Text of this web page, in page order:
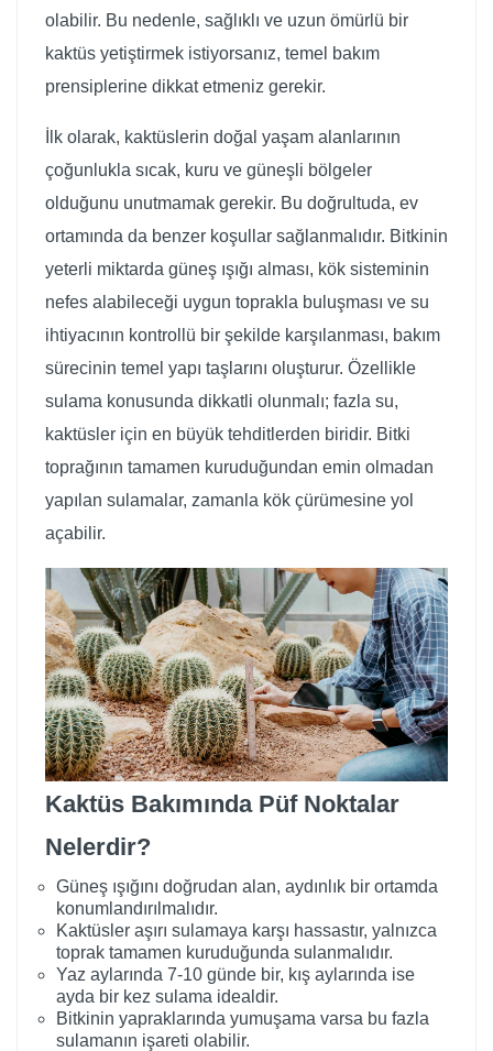
olabilir. Bu nedenle, sağlıklı ve uzun ömürlü bir
kaktüs yetiştirmek istiyorsanız, temel bakım
prensiplerine dikkat etmeniz gerekir.
İlk olarak, kaktüslerin doğal yaşam alanlarının
çoğunlukla sıcak, kuru ve güneşli bölgeler
olduğunu unutmamak gerekir. Bu doğrultuda, ev
ortamında da benzer koşullar sağlanmalıdır. Bitkinin
yeterli miktarda güneş ışığı alması, kök sisteminin
nefes alabileceği uygun toprakla buluşması ve su
ihtiyacının kontrollü bir şekilde karşılanması, bakım
sürecinin temel yapı taşlarını oluşturur. Özellikle
sulama konusunda dikkatli olunmalı; fazla su,
kaktüsler için en büyük tehditlerden biridir. Bitki
toprağının tamamen kuruduğundan emin olmadan
yapılan sulamalar, zamanla kök çürümesine yol
açabilir.
Kaktüs Bakımında Püf Noktalar
Nelerdir?
Güneş ışığını doğrudan alan, aydınlık bir ortamda
konumlandırılmalıdır.
Kaktüsler aşırı sulamaya karşı hassastır, yalnızca
toprak tamamen kuruduğunda sulanmalıdır.
Yaz aylarında 7-10 günde bir, kış aylarında ise
ayda bir kez sulama idealdir.
Bitkinin yapraklarında yumuşama varsa bu fazla
sulamanın işareti olabilir.